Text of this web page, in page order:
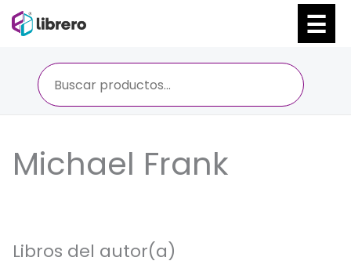
Michael Frank
Libros del autor(a)